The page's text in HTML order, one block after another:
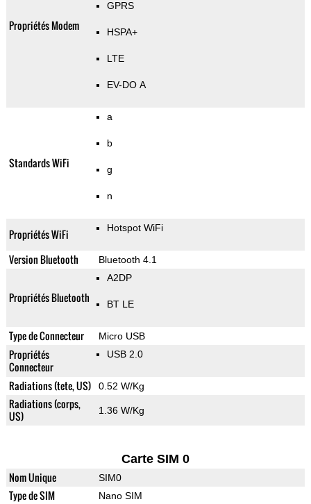
Propriétés Modem
GPRS
HSPA+
LTE
EV-DO A
Standards WiFi
a
b
g
n
Propriétés WiFi Hotspot WiFi
Version Bluetooth Bluetooth 4.1
Propriétés Bluetooth
A2DP
BT LE
Type de Connecteur Micro USB
Propriétés
Connecteur
USB 2.0
Radiations (tete, US) 0.52 W/Kg
Radiations (corps,
US)
1.36 W/Kg
Carte SIM 0
Nom Unique SIM0
Type de SIM Nano SIM